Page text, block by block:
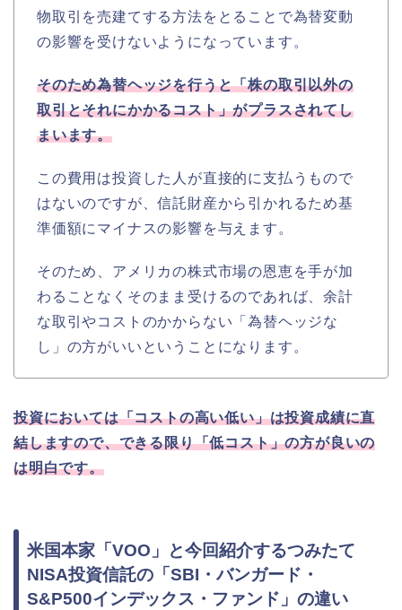
物取引を売建てする方法をとることで為替変動
の影響を受けないようになっています。
そのため為替ヘッジを行うと「株の取引以外の
取引とそれにかかるコスト」がプラスされてし
まいます。
この費用は投資した人が直接的に支払うもので
はないのですが、信託財産から引かれるため基
準価額にマイナスの影響を与えます。
そのため、アメリカの株式市場の恩恵を手が加
わることなくそのまま受けるのであれば、余計
な取引やコストのかからない「為替ヘッジな
し」の方がいいということになります。
投資においては「コストの高い低い」は投資成績に直
結しますので、できる限り「低コスト」の方が良いの
は明白です。
米国本家「VOO」と今回紹介するつみたて
NISA投資信託の「SBI・バンガード・
S&P500インデックス・ファンド」の違い